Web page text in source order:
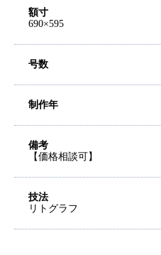
額寸
690×595
号数
制作年
備考
【価格相談可】
技法
リトグラフ